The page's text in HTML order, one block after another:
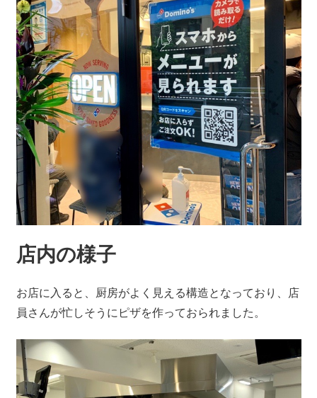
店内の様子
お店に入ると、厨房がよく見える構造となっており、店
員さんが忙しそうにピザを作っておられました。